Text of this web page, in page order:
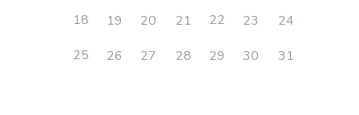
18
19 20 21 22 23
24
25
26 27 28 29 30 31